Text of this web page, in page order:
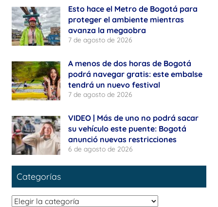
Esto hace el Metro de Bogotá para
proteger el ambiente mientras
avanza la megaobra
7 de agosto de 2026
A menos de dos horas de Bogotá
podrá navegar gratis: este embalse
tendrá un nuevo festival
7 de agosto de 2026
VIDEO | Más de uno no podrá sacar
su vehículo este puente: Bogotá
anunció nuevas restricciones
6 de agosto de 2026
Categorías
Categorías